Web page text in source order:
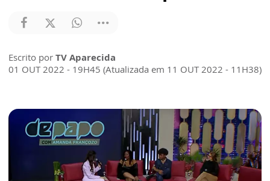
Escrito por TV Aparecida
01 OUT 2022 - 19H45 (Atualizada em 11 OUT 2022 - 11H38)